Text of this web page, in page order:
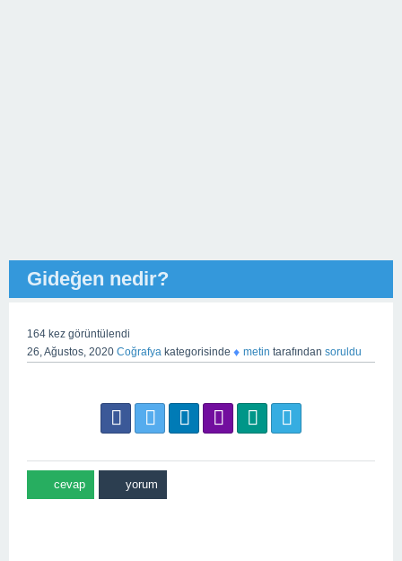
Gideğen nedir?
164 kez görüntülendi
26, Ağustos, 2020 Coğrafya kategorisinde ♦ metin tarafından soruldu